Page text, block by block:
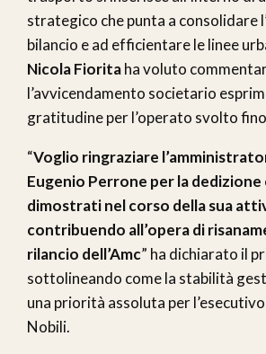
strategico che punta a consolidare
bilancio e ad efficientare le linee
Nicola Fioritaha voluto
l’avvicendamento societario
gratitudine per l’operato svolto
“Voglio ringraziare
Eugenio Perrone per la dedizione
dimostrati nel corso della sua
contribuendo all’opera di
rilancio dell’Amc” ha dichiarato il
sottolineando come la stabilità
una priorità assoluta per
Nobili.